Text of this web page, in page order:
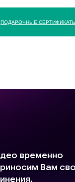
ПОДАРОЧНЫЕ